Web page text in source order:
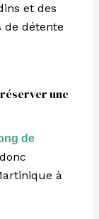
et des
de détente
une
de
à